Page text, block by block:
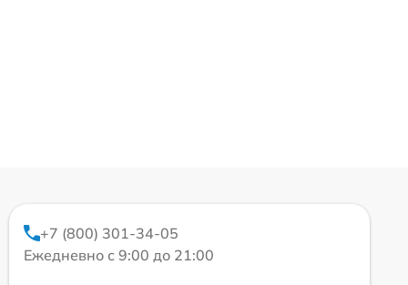
+7 (800) 301-34-05
Ежедневно с 9:00 до 21:00